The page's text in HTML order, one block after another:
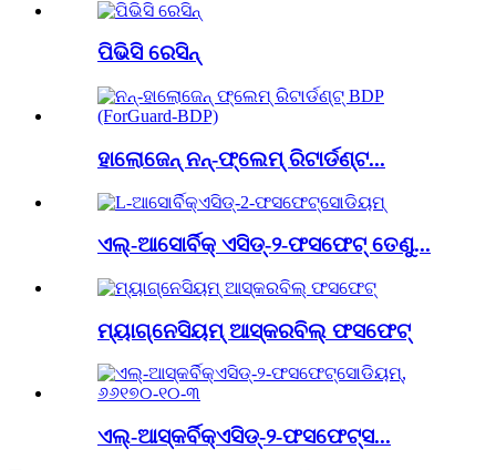
ପିଭିସି ରେସିନ୍
ହାଲୋଜେନ୍ ନନ୍-ଫ୍ଲେମ୍ ରିଟାର୍ଡଣ୍ଟ...
ଏଲ୍-ଆସୋର୍ବିକ୍ ଏସିଡ୍-୨-ଫସଫେଟ୍ ତେଣୁ...
ମ୍ୟାଗ୍ନେସିୟମ୍ ଆସ୍କରବିଲ୍ ଫସଫେଟ୍
ଏଲ୍-ଆସ୍କର୍ବିକ୍ଏସିଡ୍-୨-ଫସଫେଟ୍ସ...